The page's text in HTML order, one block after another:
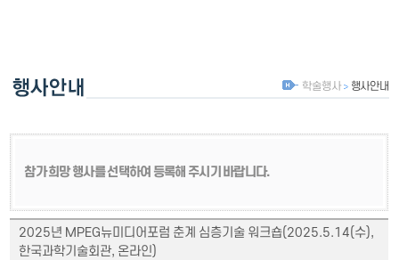
학술행사 행사안내
참가 희망 행사를 선택하여 등록해 주시기 바랍니다.
2025년 MPEG뉴미디어포럼 춘계 심층기술 워크숍(2025.5.14(수),
한국과학기술회관, 온라인)